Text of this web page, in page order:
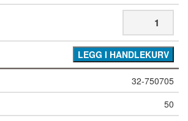
LEGG I HANDLEKURV
32-750705
50